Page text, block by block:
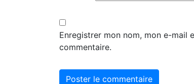
Enregistrer mon nom, mon e-mail
commentaire.